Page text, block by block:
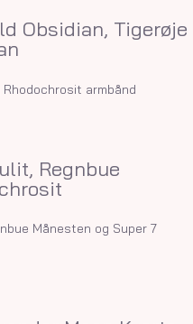
Obsidian, Tigerøje
Regnbue